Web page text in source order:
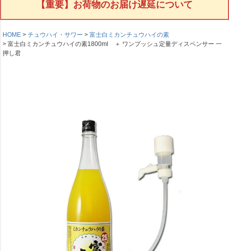
【重要】お荷物のお届け遅延について
HOME チュウハイ・サワー
富士白ミカンチュウハイの素
富士白ミカンチュウハイの素1800ml ＋ ワンプッシュ定量ディスペンサー 一
押し君